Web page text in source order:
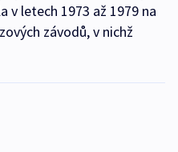
v letech 1973 až 1979 na
závodů, v nichž